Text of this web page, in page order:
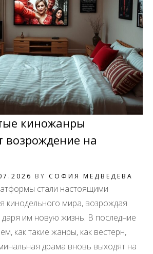
киножанры
возрождение на
BY СОФИЯ МЕДВЕДЕВА
стали настоящими
кинодельного мира, возрождая
им новую жизнь. В последние
как такие жанры, как вестерн,
драма вновь выходят на